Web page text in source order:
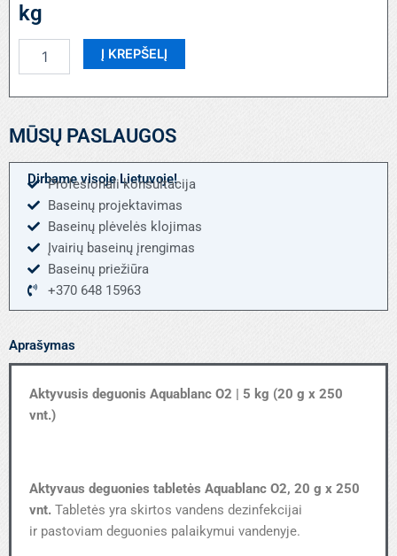
kg
kiekis:
deguonis
O2
kg
Į KREPŠELĮ
MŪSŲ PASLAUGOS
Dirbame visoje Lietuvoje!
Profesionali konsultacija
Baseinų projektavimas
Baseinų plėvelės klojimas
Įvairių baseinų įrengimas
Baseinų priežiūra
+370 648 15963
Aprašymas
Aktyvusis deguonis Aquablanc O2​ | 5 kg (20 g x 250
vnt.)
Aktyvaus deguonies tabletės Aquablanc O2​, 20 g x 250
vnt. Tabletės yra skirtos vandens dezinfekcijai
ir pastoviam deguonies palaikymui vandenyje.